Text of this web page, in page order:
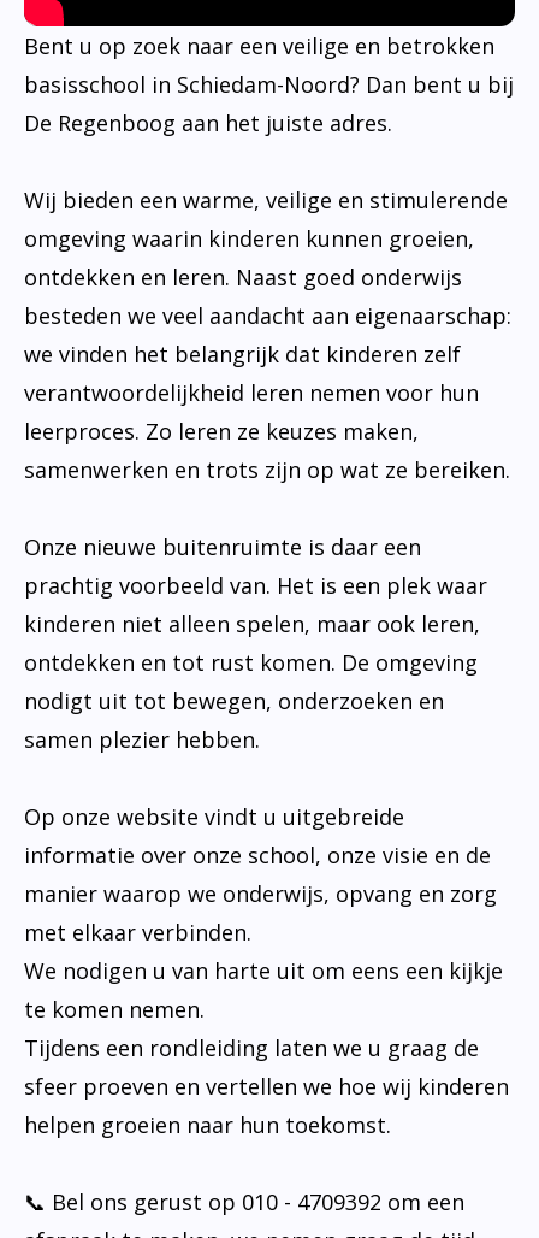
Bent u op zoek naar een veilige en betrokken
basisschool in Schiedam-Noord? Dan bent u bij
De Regenboog aan het juiste adres.
Wij bieden een warme, veilige en stimulerende
omgeving waarin kinderen kunnen groeien,
ontdekken en leren. Naast goed onderwijs
besteden we veel aandacht aan eigenaarschap:
we vinden het belangrijk dat kinderen zelf
verantwoordelijkheid leren nemen voor hun
leerproces. Zo leren ze keuzes maken,
samenwerken en trots zijn op wat ze bereiken.
Onze nieuwe buitenruimte is daar een
prachtig voorbeeld van. Het is een plek waar
kinderen niet alleen spelen, maar ook leren,
ontdekken en tot rust komen. De omgeving
nodigt uit tot bewegen, onderzoeken en
samen plezier hebben.
Op onze website vindt u uitgebreide
informatie over onze school, onze visie en de
manier waarop we onderwijs, opvang en zorg
met elkaar verbinden.
We nodigen u van harte uit om eens een kijkje
te komen nemen.
Tijdens een rondleiding laten we u graag de
sfeer proeven en vertellen we hoe wij kinderen
helpen groeien naar hun toekomst.
📞 Bel ons gerust op 010 - 4709392 om een